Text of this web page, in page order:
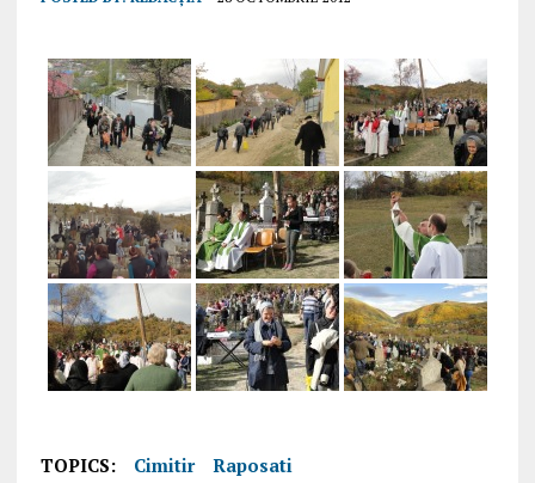
TOPICS: Cimitir
Raposati